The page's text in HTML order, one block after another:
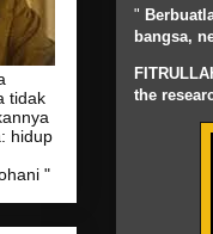
"
bangsa,
the
tidak
hidup
"